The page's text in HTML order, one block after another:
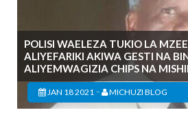
POLISI WAELEZA TUKIO LA
ALIYEFARIKI AKIWA GESTI NA
ALIYEMWAGIZIA CHIPS NA
JAN 18 2021 - MICHUZI BLOG